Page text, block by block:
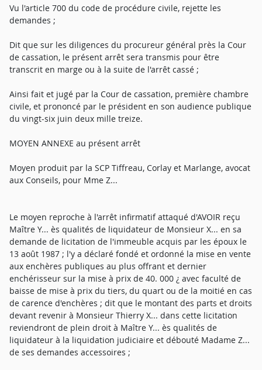
Vu l'article 700 du code de procédure civile, rejette les
demandes ;
Dit que sur les diligences du procureur général près la Cour
de cassation, le présent arrêt sera transmis pour être
transcrit en marge ou à la suite de l'arrêt cassé ;
Ainsi fait et jugé par la Cour de cassation, première chambre
civile, et prononcé par le président en son audience publique
du vingt-six juin deux mille treize.
MOYEN ANNEXE au présent arrêt
Moyen produit par la SCP Tiffreau, Corlay et Marlange, avocat
aux Conseils, pour Mme Z...
Le moyen reproche à l'arrêt infirmatif attaqué d'AVOIR reçu
Maître Y... ès qualités de liquidateur de Monsieur X... en sa
demande de licitation de l'immeuble acquis par les époux le
13 août 1987 ; l'y a déclaré fondé et ordonné la mise en vente
aux enchères publiques au plus offrant et dernier
enchérisseur sur la mise à prix de 40. 000 ¿ avec faculté de
baisse de mise à prix du tiers, du quart ou de la moitié en cas
de carence d'enchères ; dit que le montant des parts et droits
devant revenir à Monsieur Thierry X... dans cette licitation
reviendront de plein droit à Maître Y... ès qualités de
liquidateur à la liquidation judiciaire et débouté Madame Z...
de ses demandes accessoires ;